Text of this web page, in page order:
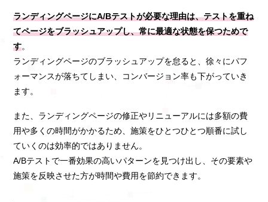
ランディングページにA/Bテストが必要な理由は、テストを重ね
てページをブラッシュアップし、常に最適な状態を保つためで
す。
ランディングページのブラッシュアップを怠ると、徐々にパフ
ォーマンスが落ちてしまい、コンバージョン率も下がっていき
ます。
また、ランディングページの修正やリニューアルには多額の費
用や多くの時間がかかるため、施策をひとつひとつ順番に試し
ていくのは効率的ではありません。
A/Bテストで一番効果の高いパターンを見つけ出し、その要素や
施策を反映させた方が時間や費用を節約できます。